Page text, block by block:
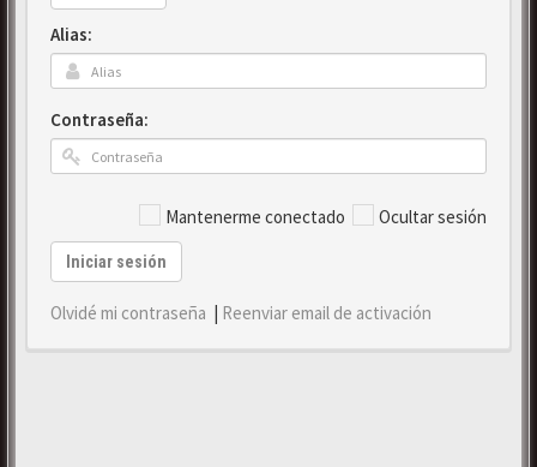
Alias:
Contraseña:
Mantenerme conectado Ocultar sesión
Iniciar sesión
Olvidé mi contraseña | Reenviar email de activación